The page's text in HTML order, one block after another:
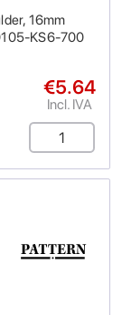
16mm
KS6-700
€5.64
Incl. IVA